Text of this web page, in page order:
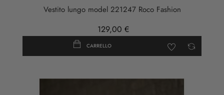
Vestito lungo model 221247 Roco Fashion
129,00 €
CARRELLO